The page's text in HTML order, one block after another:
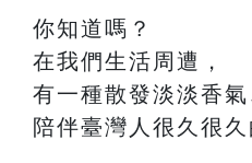
你知道嗎？
在我們生活周遭，
有一種散發淡淡香氣
陪伴臺灣人很久很